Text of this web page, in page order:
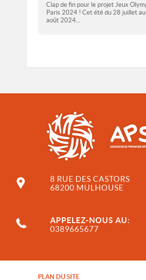
Clap de fin pour le projet Jeux
Paris 2024 ! Cet été du 28 juillet
août 2024...
8 RUE DES CASTORS
68200 MULHOUSE
APPELEZ-NOUS AU:
0389665677
PLAN DU SITE